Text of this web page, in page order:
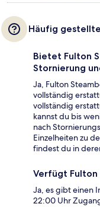
Häufig
Bietet Fulton
Stornierung
Ja, Fulton
vollständig
vollständig
kannst du bis
nach
Einzelheiten zu
findest du in
Verfügt Fulton
Ja, es gibt einen
22:00 Uhr